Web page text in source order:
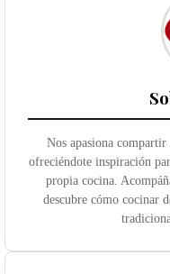
Nos apasiona
ofreciéndote inspiración
propia cocina.
descubre cómo cocinar